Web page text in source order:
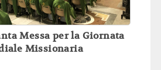
Messa per la Giornata
Missionaria